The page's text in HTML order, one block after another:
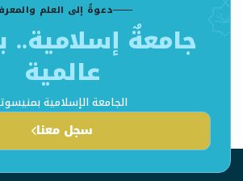
دعوةٌ إلى العلم
جامعةٌ إسلامية..
عالمية
الجامعة الإسلامية
سجل معنا